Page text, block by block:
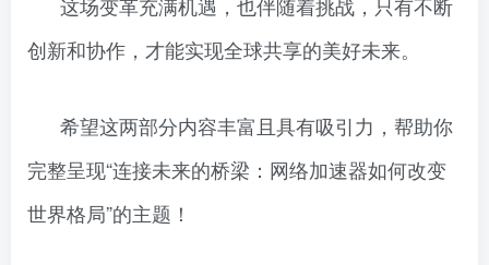
这场变革充满机遇，也伴随着挑战，只有不断
创新和协作，才能实现全球共享的美好未来。
希望这两部分内容丰富且具有吸引力，帮助你
完整呈现“连接未来的桥梁：网络加速器如何改变
世界格局”的主题！